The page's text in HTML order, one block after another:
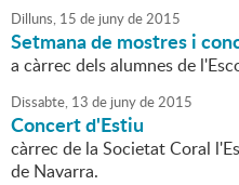
Dilluns, 15 de junyde2015
Setmana de mostres i
a càrrec dels alumnes de
Dissabte, 13 de junyde2015
Concert d'Estiu
càrrec de la Societat Coral
de Navarra.